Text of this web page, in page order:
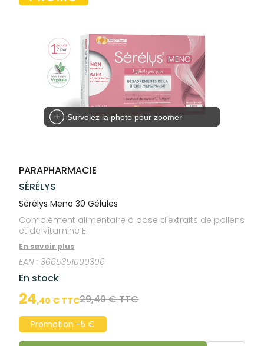
alimentaires
CHEVEUX
Homme
Solaire
Visage
SPÉCIALITÉS
PHARMACIES
DE GARDE
VOTRE
Survolez la photo pour zoomer
PARAPHARMACIE
SÉRÉLYS
Sérélys Meno 30 Gélules
Complément alimentaire à base d'extraits de pollens
et de vitamine E.
En savoir plus
EAN :3665351000306
En stock
24,40 € TTC29,40 € TTC
Promotion -5 €